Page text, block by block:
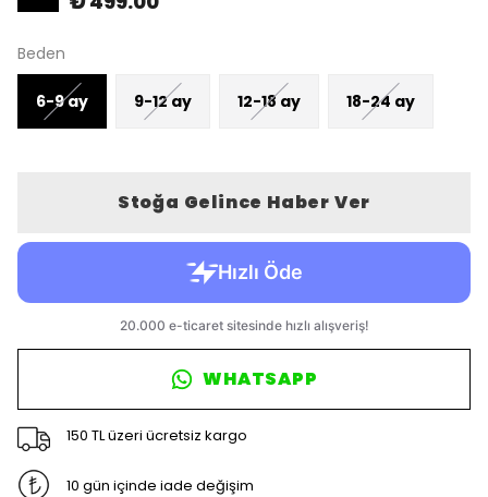
Beden
6-9 ay 9-12 ay 12-18 ay 18-24 ay
Stoğa Gelince Haber Ver
WHATSAPP
150 TL üzeri ücretsiz kargo
10 gün içinde iade değişim